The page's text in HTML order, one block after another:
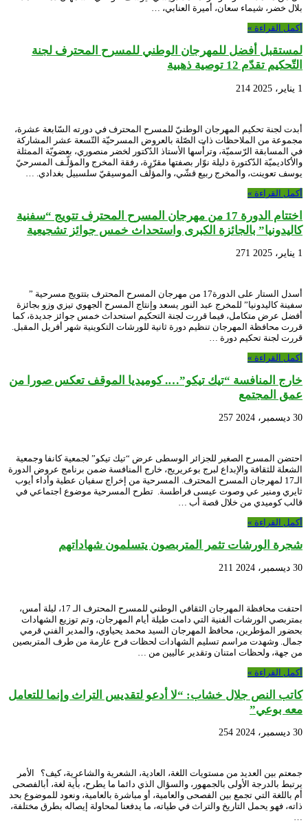
بلال خضر، شيماء سعان، أميرة العنابي، …
أكمل القراءة »
لمستقبل أفضل للمهرجان الوطني للمسرح المحترف لجنة
التّحكيم تقدّم 12 توصية ذهبية
1 يناير، 2025 214
أبدت لجنة تحكيم المهرجان الوطنيّ للمسرح المحترف في دورته السّابعة عشرة،
مجموعة من الملاحظات ذات الصّلة بالعروض المسرحيّة التّسعة عشر المشاركة
في المسابقة الرّسميّة، وترأّسها الأستاذ الدّكتور لخضر منصوري، بعضويّة الممثلة
والأكاديميّة الدّكتورة دليلة نوّار بصفتها مقرّرة، رفقة المخرج والمؤلّـف المسرحيّ
يوسف تعوينت، والمخرج ربيع قشّي، والمؤلّف الموسيقيّ سلسبيل بغدادي. …
أكمل القراءة »
اختتام الدورة 17 من مهرجان المسرح المحترف تتويج “سفنية
كاليدونيا” بالجائزة الكبرى واستحداث خمس جوائز تشجيعية
1 يناير، 2025 271
أسدل الستار على الدورة17 من مهرجان المسرح المحترف بتتويج مسرحية ”
سفينة كاليدونيا” للمخرج عبد النور يسعد وإنتاج المسرح الجهوي تيزي وزو بجائزة
أفضل عرض متكامل، فيما قررت لجنة التحكيم استحداث خمس جوائز جديدة، كما
قررت محافظة المهرجان تنظيم دورة ثانية للورشات التكوينية شهر أفريل المقبل.
قررت لجنة تحكيم دورة …
أكمل القراءة »
خارج المنافسة “تيك تيكو”…. كوميديا الموقف تعكس صورا من
عمق المجتمع
30 ديسمبر، 2024 257
احتضن المسرح الصغير للجزائر الوسطى عرض “تيك تيكو” لجمعية كانفا وجمعية
الشعلة للثقافة والإبداع لبرج بوعريريج، خارج المنافسة ضمن برنامج عروض الدورة
الـ17 لمهرجان المسرح المحترف. المسرحية من إخراج سفيان عطية وأداء أيوب
ثايري ومنير عي وصوت عيسى فراطسة. تطرح المسرحية موضوع اجتماعي في
قالب كوميدي من خلال قصة أب …
أكمل القراءة »
شجرة الورشات تثمر المتربصون يتسلمون شهاداتهم
30 ديسمبر، 2024 211
احتفت محافظة المهرجان الثقافي الوطني للمسرح المحترف الـ 17، ليلة أمس،
بمتربصي الورشات الفنية التي دامت طيلة أيام المهرجان، وتم توزيع الشهادات
بحضور المؤطرين، محافظ المهرجان السيد محمد يحياوي، والمدير الفني قرمي
جمال. وشهدت مراسم تسليم الشهادات لحظات فرح عارمة من طرف المتربصين
من جهة، ولحظات امتنان وتقدير عاليين من …
أكمل القراءة »
كاتب النص جلال خشاب: “لا أدعو لتقديس التراث وإنما للتعامل
معه بوعي”
30 ديسمبر، 2024 254
جمعتم بين العديد من مستويات اللغة، العادية، الشعرية والشاعرية، كيف؟ الأمر
يرتبط بالدرجة الأولى بالجمهور، والسؤال الذي دائما ما يطرح، بأية لغة، أبالفصحى
أم باللغة التي تجمع بين الفصحى والعامية، أو مباشرة بالعامية، ونعود للموضوع بحد
ذاته، فهو يحمل التاريخ والتراث في طياته، ما يدفعنا لمحاولة إيصاله بطرق مختلفة،
…